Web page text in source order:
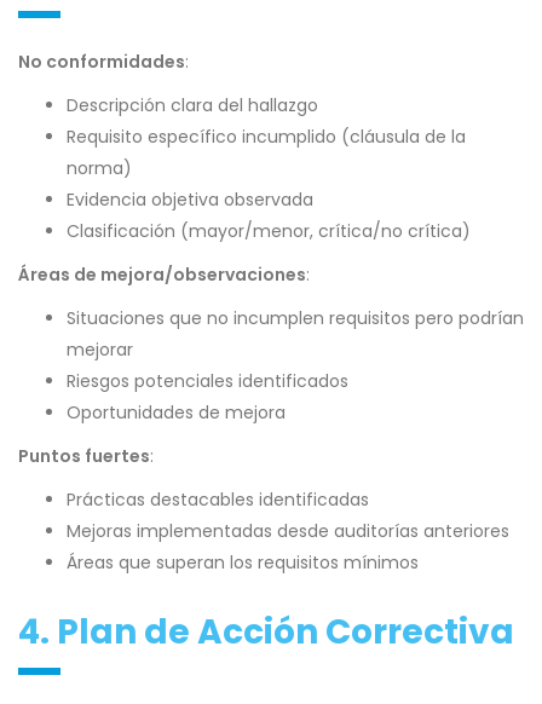
No conformidades:
Descripción clara del hallazgo
Requisito específico incumplido (cláusula de la
norma)
Evidencia objetiva observada
Clasificación (mayor/menor, crítica/no crítica)
Áreas de mejora/observaciones:
Situaciones que no incumplen requisitos pero podrían
mejorar
Riesgos potenciales identificados
Oportunidades de mejora
Puntos fuertes:
Prácticas destacables identificadas
Mejoras implementadas desde auditorías anteriores
Áreas que superan los requisitos mínimos
4. Plan de Acción Correctiva